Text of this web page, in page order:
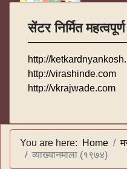
सेंटर निर्मित
http://
http://virashinde.com
http://vkrajwade.com
You are here: Home
व्याख्यानमाला (१९७४)